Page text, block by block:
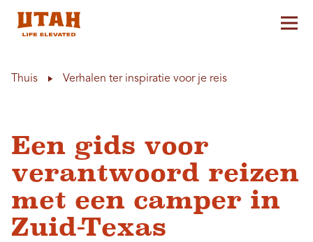
Thuis Verhalen ter inspiratie voor je reis
Een gids voor
verantwoord reizen
met een camper in
Zuid-Texas